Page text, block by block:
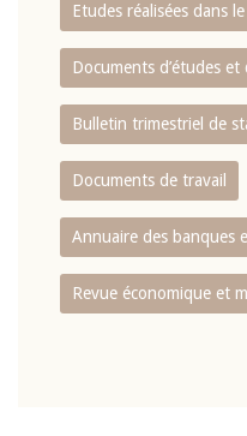
Etudes réalisées dans
Documents d’études et
Bulletin trimestriel de
Documents de travail
Annuaire des banques
Revue économique et